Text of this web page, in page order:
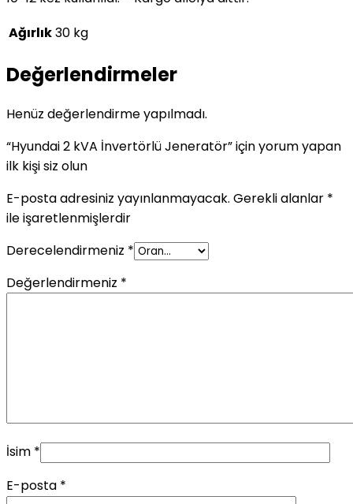
Ağırlık30 kg
Değerlendirmeler
Henüz değerlendirme yapılmadı.
“Hyundai 2 kVA İnvertörlü Jeneratör” için yorum yapan
ilk kişi siz olun
E-posta adresiniz yayınlanmayacak. Gerekli alanlar *
ile işaretlenmişlerdir
Derecelendirmeniz *
Değerlendirmeniz *
İsim *
E-posta *